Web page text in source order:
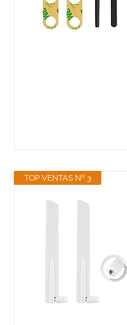
TOP VENTAS Nº 3